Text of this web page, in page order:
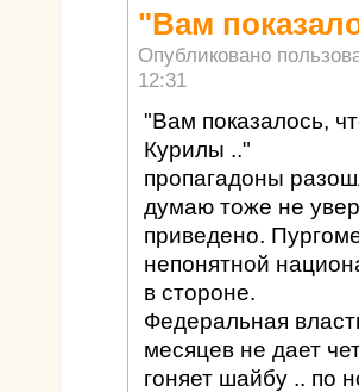
"Вам
Опубликовано
12:31
"Вам показалось,
Курилы .."
пропагадоны
думаю тоже не
приведено.
непонятной
в стороне.
Федеральная
месяцев не дает
гоняет шайбу .. по